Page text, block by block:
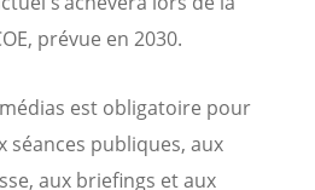
prévue en 2030.
est obligatoire pour
séances publiques, aux
aux briefings et aux